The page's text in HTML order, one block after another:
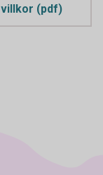
villkor (pdf)